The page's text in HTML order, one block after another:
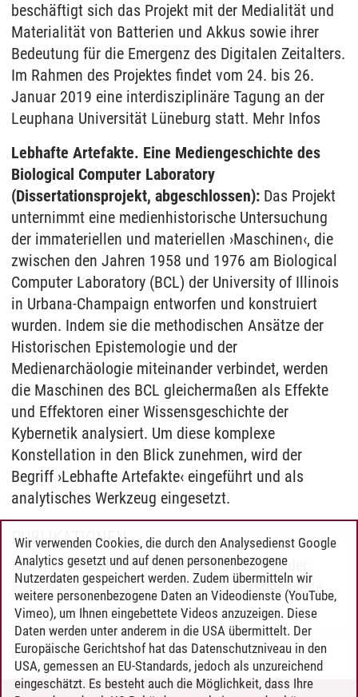
beschäftigt sich das Projekt mit der Medialität und
Materialität von Batterien und Akkus sowie ihrer
Bedeutung für die Emergenz des Digitalen Zeitalters.
Im Rahmen des Projektes findet vom 24. bis 26.
Januar 2019 eine interdisziplinäre Tagung an der
Leuphana Universität Lüneburg statt. Mehr Infos
Lebhafte Artefakte. Eine Mediengeschichte des
Biological Computer Laboratory
(Dissertationsprojekt, abgeschlossen): Das Projekt
unternimmt eine medienhistorische Untersuchung
der immateriellen und materiellen ›Maschinen‹, die
zwischen den Jahren 1958 und 1976 am Biological
Computer Laboratory (BCL) der University of Illinois
in Urbana-Champaign entworfen und konstruiert
wurden. Indem sie die methodischen Ansätze der
Historischen Epistemologie und der
Medienarchäologie miteinander verbindet, werden
die Maschinen des BCL gleichermaßen als Effekte
und Effektoren einer Wissensgeschichte der
Kybernetik analysiert. Um diese komplexe
Konstellation in den Blick zunehmen, wird der
Begriff ›Lebhafte Artefakte‹ eingeführt und als
analytisches Werkzeug eingesetzt.
PUBLIKATIONEN
Näheres zu den Publikationen finden Sie in der
Forschungsdatenbankund auf der Personenseite.
Dorian Jenkel/ 27.06.2024
Wir verwenden Cookies, die durch den Analysedienst Google
Analytics gesetzt und auf denen personenbezogene
Nutzerdaten gespeichert werden. Zudem übermitteln wir
weitere personenbezogene Daten an Videodienste (YouTube,
Vimeo), um Ihnen eingebettete Videos anzuzeigen. Diese
Daten werden unter anderem in die USA übermittelt. Der
Europäische Gerichtshof hat das Datenschutzniveau in den
USA, gemessen an EU-Standards, jedoch als unzureichend
eingeschätzt. Es besteht auch die Möglichkeit, dass Ihre